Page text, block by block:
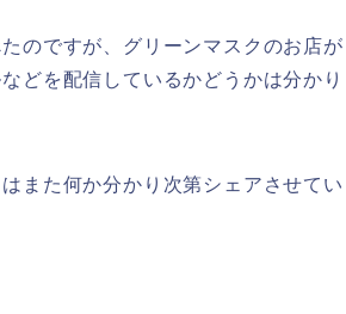
のですが、グリーンマスクのお店が
どを配信しているかどうかは分かり
また何か分かり次第シェアさせてい